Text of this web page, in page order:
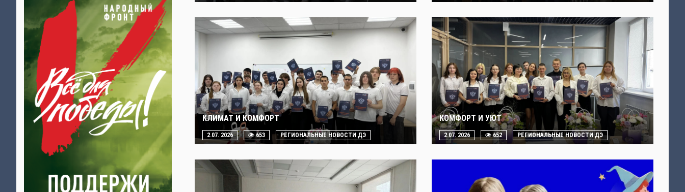
КЛИМАТ И КОМФОРТ
2.07. 2026 653 РЕГИОНАЛЬНЫЕ НОВОСТИ ДЭ
КОМФОРТ И УЮТ
2.07. 2026 652 РЕГИОНАЛЬНЫЕ НОВОСТИ ДЭ